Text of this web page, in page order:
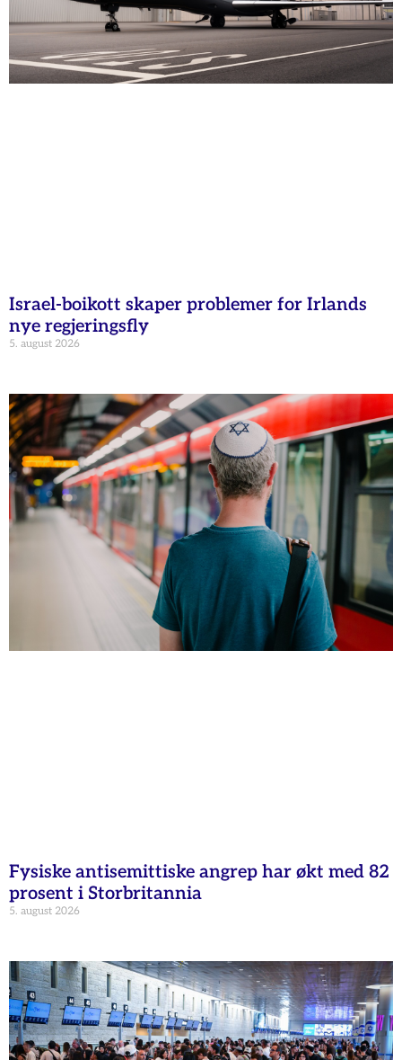
Israel-boikott skaper problemer for Irlands
nye regjeringsfly
5. august 2026
Fysiske antisemittiske angrep har økt med 82
prosent i Storbritannia
5. august 2026